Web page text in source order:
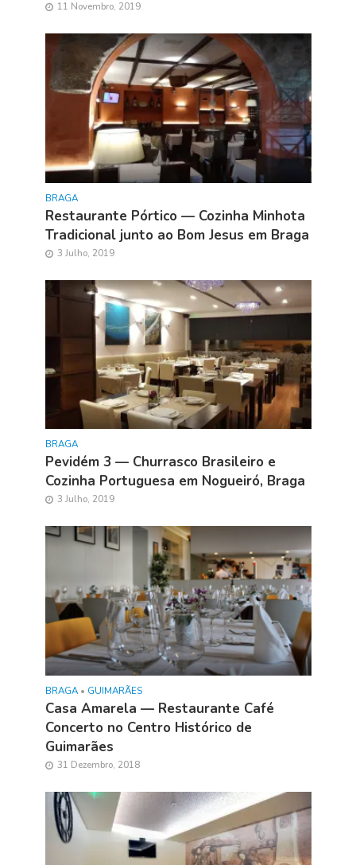
11 Novembro, 2019
BRAGA
Restaurante Pórtico — Cozinha Minhota
Tradicional junto ao Bom Jesus em Braga
3 Julho, 2019
BRAGA
Pevidém 3 — Churrasco Brasileiro e
Cozinha Portuguesa em Nogueiró, Braga
3 Julho, 2019
BRAGA • GUIMARÃES
Casa Amarela — Restaurante Café
Concerto no Centro Histórico de
Guimarães
31 Dezembro, 2018